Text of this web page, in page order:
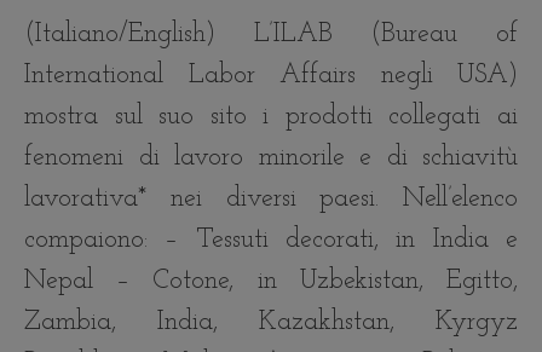
(Italiano/English) L’ILAB (Bureau of
International Labor Affairs negli USA)
mostra sul suo sito i prodotti collegati ai
fenomeni di lavoro minorile e di schiavitù
lavorativa* nei diversi paesi. Nell’elenco
compaiono: – Tessuti decorati, in India e
Nepal – Cotone, in Uzbekistan, Egitto,
Zambia, India, Kazakhstan, Kyrgyz